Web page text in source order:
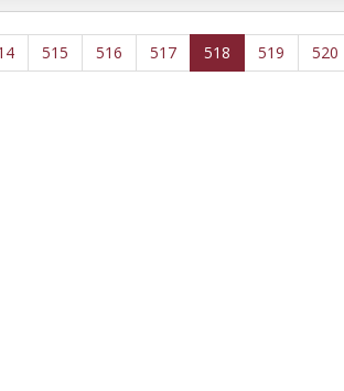
515 516 517 518 519 520